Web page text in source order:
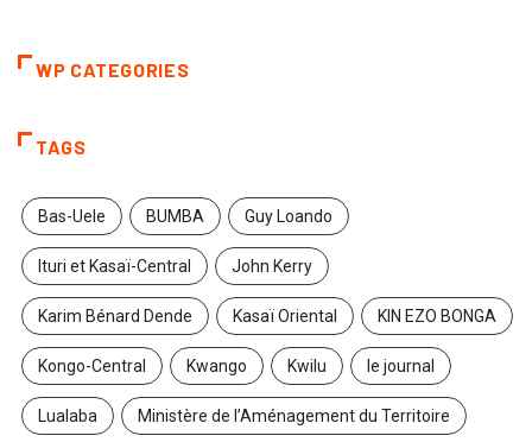
WP CATEGORIES
TAGS
Bas-Uele BUMBA Guy Loando
Ituri et Kasaï-Central John Kerry
Karim Bénard Dende Kasaï Oriental KIN EZO BONGA
Kongo-Central Kwango Kwilu le journal
Lualaba Ministère de l’Aménagement du Territoire